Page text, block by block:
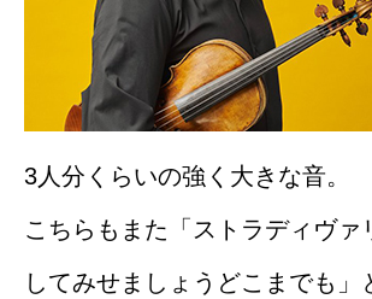
3人分くらいの強く大きな音。
こちらもまた「ストラディヴァ
してみせましょうどこまでも」